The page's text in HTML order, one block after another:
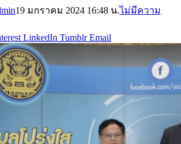
19 มกราคม 2024 16:48 น.ไม่มีความ
LinkedIn Tumblr Email